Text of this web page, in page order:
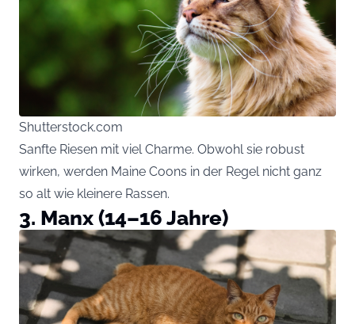
Shutterstock.com
Sanfte Riesen mit viel Charme. Obwohl sie robust
wirken, werden Maine Coons in der Regel nicht ganz
so alt wie kleinere Rassen.
3. Manx (14–16 Jahre)